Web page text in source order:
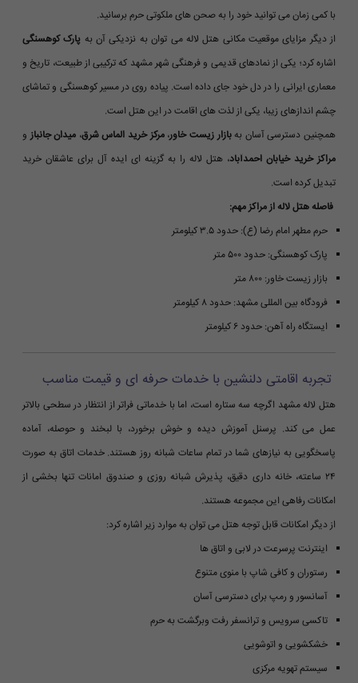
با کمی زمان می توانید خود را به صحن های ملکوتی حرم برسانید.
از دیگر مزایای موقعیت مکانی هتل لاله می توان به نزدیکی آن به پارک کوهسنگی
اشاره کرد؛ یکی از نمادهای قدیمی و فرهنگی شهر مشهد که ترکیبی از طبیعت، تاریخ و
معماری ایرانی را در دل خود جای داده است. پیاده روی در مسیر کوهسنگی و تماشای
چشم اندازهای زیبا، یکی از لذت های اقامت در این هتل است.
همچنین دسترسی آسان بهبازار زیست خاور،مرکز خرید الماس شرق، میدان جانبازو
مراکز خرید خیابان احمدآباد، هتل لاله را به گزینه ای ایده آل برای عاشقان خرید
تبدیل کرده است.
فاصله هتل لاله از مراکز مهم:
حرم مطهر امام رضا (ع): حدود ۳.۵ کیلومتر
پارک کوهسنگی: حدود ۵۰۰ متر
بازار زیست خاور: ۸۰۰ متر
فرودگاه بین المللی مشهد: حدود ۸ کیلومتر
ایستگاه راه آهن: حدود ۶ کیلومتر
تجربه اقامتی دلنشین با خدمات حرفه ای و قیمت مناسب
هتل لاله مشهد اگرچه سه ستاره است، اما با خدماتی فراتر از انتظار در سطحی بالاتر
عمل می کند. پرسنل آموزش دیده و خوش برخورد، با لبخند و حوصله، آماده
پاسخگویی به نیازهای شما در تمام ساعات شبانه روز هستند. خدمات اتاق به صورت
۲۴ ساعته، خانه داری دقیق، پذیرش شبانه روزی و صندوق امانات تنها بخشی از
امکانات رفاهی این مجموعه هستند.
از دیگر امکانات قابل توجه هتل می توان به موارد زیر اشاره کرد:
اینترنت پرسرعت در لابی و اتاق ها
رستوران و کافی شاپ با منوی متنوع
آسانسور و رمپ برای دسترسی آسان
تاکسی سرویس و ترانسفر رفت وبرگشت به حرم
خشکشویی و اتوشویی
سیستم تهویه مرکزی